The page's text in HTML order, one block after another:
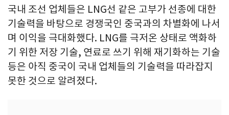
국내 조선 업체들은 LNG선 같은 고부가 선종에 대한
기술력을 바탕으로 경쟁국인 중국과의 차별화에 나서
며 이익을 극대화했다. LNG를 극저온 상태로 액화하
기 위한 저장 기술, 연료로 쓰기 위해 재기화하는 기술
등은 아직 중국이 국내 업체들의 기술력을 따라잡지
못한 것으로 알려졌다.